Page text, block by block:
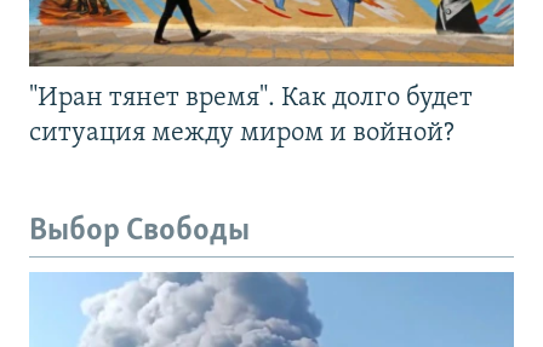
"Иран тянет время". Как долго будет
ситуация между миром и войной?
Выбор Свободы